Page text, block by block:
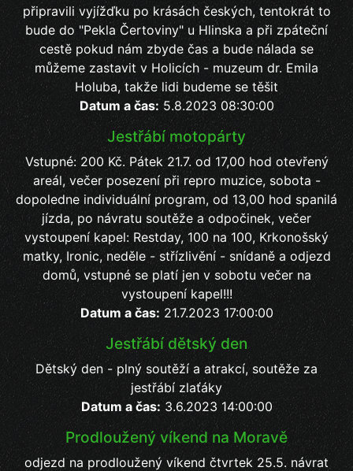
připravili vyjížďku po krásách českých, tentokrát to
bude do "Pekla Čertoviny" u Hlinska a při zpáteční
cestě pokud nám zbyde čas a bude nálada se
můžeme zastavit v Holicích - muzeum dr. Emila
Holuba, takže lidi budeme se těšit
Datum a čas: 5.8.2023 08:30:00
Jestřábí motopárty
Vstupné: 200 Kč. Pátek 21.7. od 17,00 hod otevřený
areál, večer posezení při repro muzice, sobota -
dopoledne individuální program, od 13,00 hod spanilá
jízda, po návratu soutěže a odpočinek, večer
vystoupení kapel: Restday, 100 na 100, Krkonošský
matky, Ironic, neděle - střízlivění - snídaně a odjezd
domů, vstupné se platí jen v sobotu večer na
vystoupení kapel!!!
Datum a čas: 21.7.2023 17:00:00
Jestřábí dětský den
Dětský den - plný soutěží a atrakcí, soutěže za
jestřábí zlaťáky
Datum a čas: 3.6.2023 14:00:00
Prodloužený víkend na Moravě
odjezd na prodloužený víkend čtvrtek 25.5. návrat